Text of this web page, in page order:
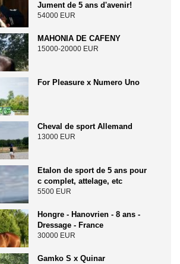
Jument de 5 ans d'avenir!
54000 EUR
MAHONIA DE CAFENY
15000-20000 EUR
For Pleasure x Numero Uno
Cheval de sport Allemand
13000 EUR
Etalon de sport de 5 ans pour
c complet, attelage, etc
5500 EUR
Hongre - Hanovrien - 8 ans -
Dressage - France
30000 EUR
Gamko S x Quinar